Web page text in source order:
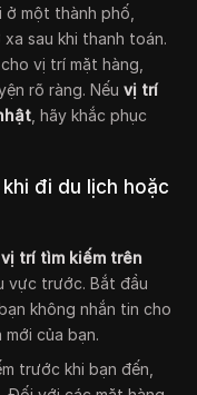
một thành phố,
sau khi thanh toán.
vị trí mặt hàng,
rõ ràng. Nếuvị trí
, hãy khắc phục
đi du lịch hoặc
vị trí tìm kiếm trên
vực trước. Bắt đầu
không nhắn tin cho
của bạn.
trước khi bạn đến,